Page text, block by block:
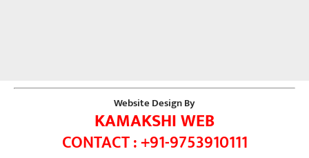
Website Design By
KAMAKSHI WEB
CONTACT : +91-9753910111